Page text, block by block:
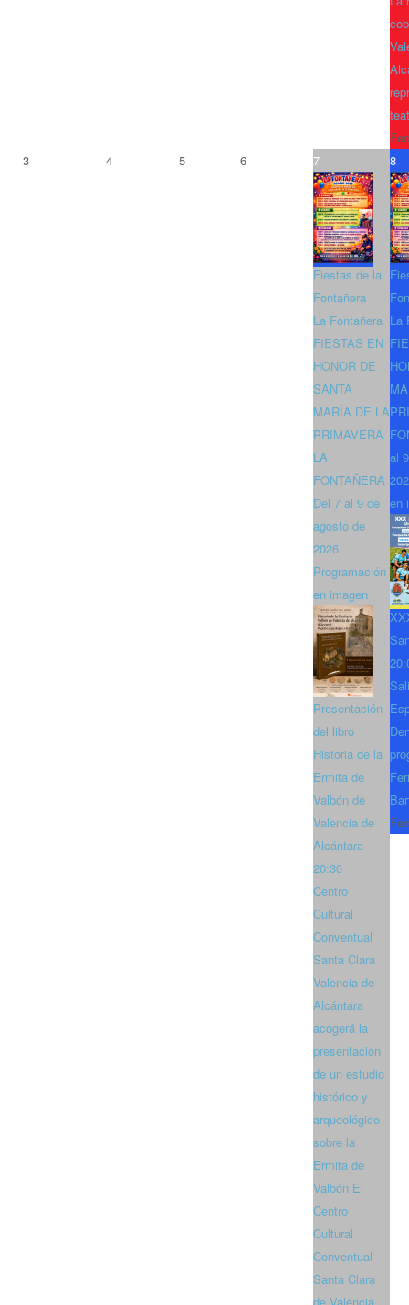
3
4 5 6 7
Fiestas de la
Fontañera
La Fontañera
FIESTAS EN
HONOR DE
SANTA
MARÍA DE LA
PRIMAVERA
LA
FONTAÑERA
Del 7 al 9 de
agosto de
2026
Programación
en imagen
Presentación
del libro
Historia de la
Ermita de
Valbón de
Valencia de
Alcántara
20:30
Centro
Cultural
Conventual
Santa Clara
Valencia de
Alcántara
acogerá la
presentación
de un estudio
histórico y
arqueológico
sobre la
Ermita de
Valbón El
Centro
Cultural
Conventual
Santa Clara
8
La
al
en